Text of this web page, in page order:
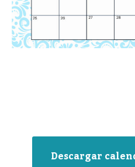
Descargar